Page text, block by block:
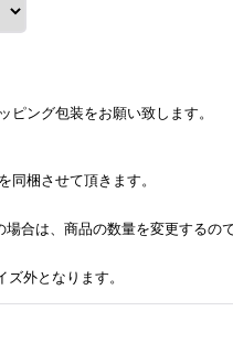
ング包装をお願い致します。
同梱させて頂きます。
合は、商品の数量を変更する
外となります。